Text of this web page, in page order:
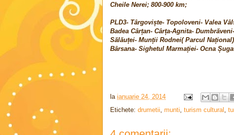
Cheile Nerei; 800-900 km;
PLD3- Târgoviște- Topoloveni- Valea
Badea Cârțan- Cârța-Agnita-
Sălăuței- Munții Rodnei( Parcul
Bârsana- Sighetul Marmației- Ocna
la ianuarie 24, 2014
Etichete: drumetii, munti, turism cultural ,